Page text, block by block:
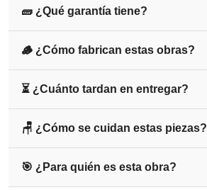
🧱 ¿Qué garantía tiene?
🪵 ¿Cómo fabrican estas obras?
⏳ ¿Cuánto tardan en entregar?
🪑 ¿Cómo se cuidan estas piezas?
🎯 ¿Para quién es esta obra?